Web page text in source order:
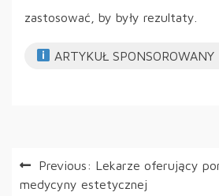
zastosować, by były rezultaty.
ARTYKUŁ SPONSOROWANY
Nawigacja
wpisu
Previous: Lekarze oferujący
medycyny estetycznej